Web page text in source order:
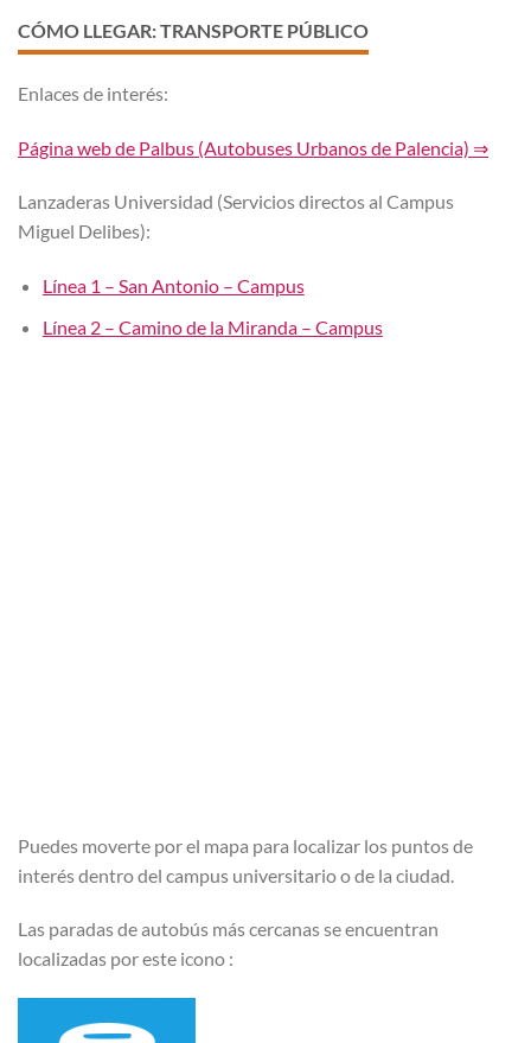
CÓMO LLEGAR: TRANSPORTE PÚBLICO
Enlaces de interés:
Página web de Palbus (Autobuses Urbanos de Palencia) ⇒
Lanzaderas Universidad (Servicios directos al Campus
Miguel Delibes):
Línea 1 – San Antonio – Campus
Línea 2 – Camino de la Miranda – Campus
Puedes moverte por el mapa para localizar los puntos de
interés dentro del campus universitario o de la ciudad.
Las paradas de autobús más cercanas se encuentran
localizadas por este icono :